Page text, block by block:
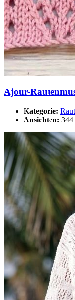
Ajour-
Kategorie:
Ansichten: 344